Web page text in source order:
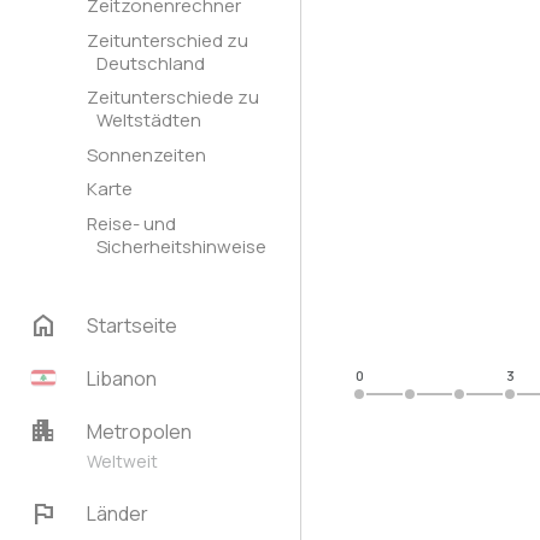
Zeitzonenrechner
Zeitunterschied zu
Deutschland
Zeitunterschiede zu
Weltstädten
Sonnenzeiten
Karte
Reise- und
Sicherheitshinweise
home
Startseite
Libanon
apartment Metropolen
Weltweit
flag Länder
0 3